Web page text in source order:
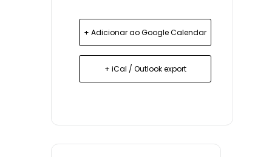
+ Adicionar ao Google Calendar
+ iCal / Outlook export